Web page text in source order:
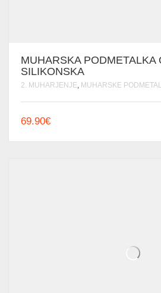
MUHARSKA PODMETALKA
SILIKONSKA
2. MUHARJENJE, MUHARSKE
69.90€